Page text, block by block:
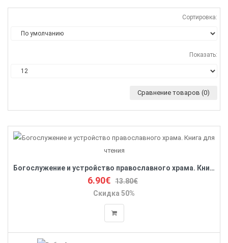
Сортировка:
Показать:
Сравнение товаров (0)
Богослужение и устройство православного храма. Книга для чтения
6.90€ 13.80€
Скидка 50%